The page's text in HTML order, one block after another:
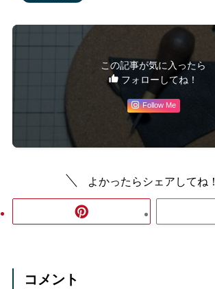
この記事が気に入ったら
フォローしてね！
Follow Me
よかったらシェアしてね！
コメント